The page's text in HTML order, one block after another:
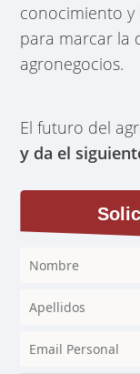
conocimiento y
para marcar la
agronegocios.
El futuro del
y da el